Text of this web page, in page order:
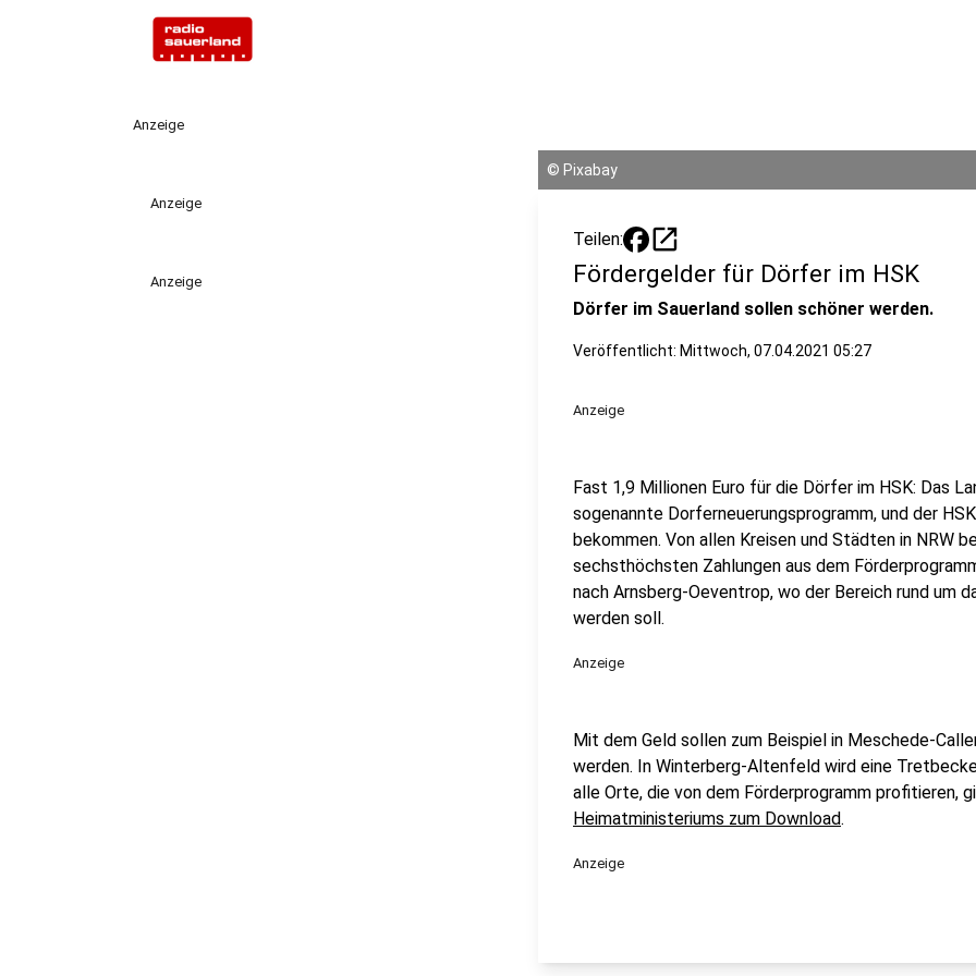
Anzeige
Anzeige
Anzeige
© Pixabay
Teilen: open_in_new
Fördergelder für Dörfer im HSK
Dörfer im Sauerland sollen schöner werden.
Veröffentlicht: Mittwoch, 07.04.2021 05:27
Anzeige
Fast 1,9 Millionen Euro für die Dörfer im HSK: Das
sogenannte Dorferneuerungsprogramm, und der
bekommen. Von allen Kreisen und Städten in NRW
sechsthöchsten Zahlungen aus dem
nach Arnsberg-Oeventrop, wo der Bereich rund um
werden soll.
Anzeige
Mit dem Geld sollen zum Beispiel in Meschede-
werden. In Winterberg-Altenfeld wird eine
alle Orte, die von dem Förderprogramm profitieren,
Heimatministeriums zum Download.
Anzeige